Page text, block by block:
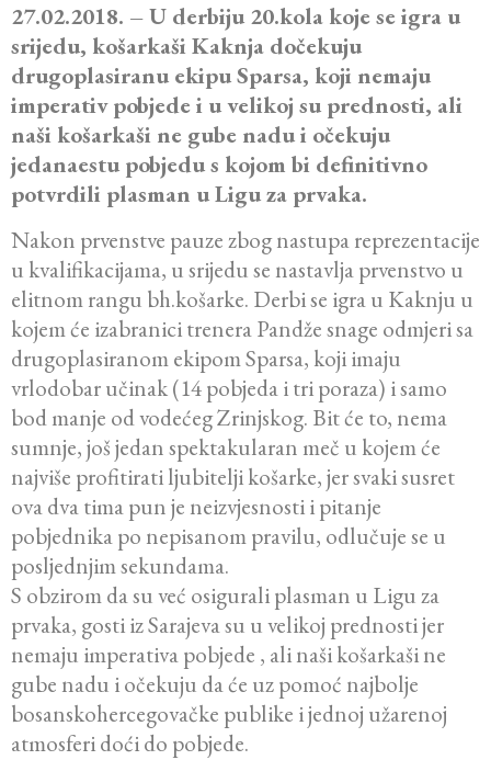
27.02.2018. – U derbiju 20.kola koje se igra u
srijedu, košarkaši Kaknja dočekuju
drugoplasiranu ekipu Sparsa, koji nemaju
imperativ pobjede i u velikoj su prednosti, ali
naši košarkaši ne gube nadu i očekuju
jedanaestu pobjedu s kojom bi definitivno
potvrdili plasman u Ligu za prvaka.
Nakon prvenstve pauze zbog nastupa reprezentacije
u kvalifikacijama, u srijedu se nastavlja prvenstvo u
elitnom rangu bh.košarke. Derbi se igra u Kaknju u
kojem će izabranici trenera Pandže snage odmjeri sa
drugoplasiranom ekipom Sparsa, koji imaju
vrlodobar učinak (14 pobjeda i tri poraza) i samo
bod manje od vodećeg Zrinjskog. Bit će to, nema
sumnje, još jedan spektakularan meč u kojem će
najviše profitirati ljubitelji košarke, jer svaki susret
ova dva tima pun je neizvjesnosti i pitanje
pobjednika po nepisanom pravilu, odlučuje se u
posljednjim sekundama.
S obzirom da su već osigurali plasman u Ligu za
prvaka, gosti iz Sarajeva su u velikoj prednosti jer
nemaju imperativa pobjede , ali naši košarkaši ne
gube nadu i očekuju da će uz pomoć najbolje
bosanskohercegovačke publike i jednoj užarenoj
atmosferi doći do pobjede.